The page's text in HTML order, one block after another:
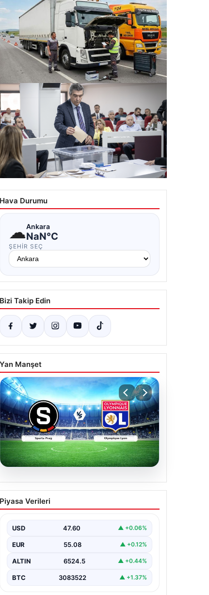
Geneli Taşıt Güç Sistemleri – Gaziantep
22:07
Belediyesinde Yeni Başkanvekili Haldun
Oldu
11:49
Hava Durumu
☁Ankara
NaN°C
ŞEHIR SEÇ
Bizi Takip Edin
Yan Manşet
CANLI | Sparta Prag – Olympique
Lyon Canlı Maç Anlatımı
Piyasa Verileri
USD 47.60 ▲ +0.06%
EUR 55.08 ▲ +0.12%
ALTIN 6524.5 ▲ +0.44%
BTC 3083522 ▲ +1.37%